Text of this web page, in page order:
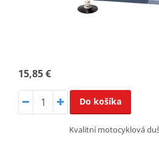
15,85 €
Do košíka
Kvalitní motocyklová